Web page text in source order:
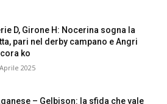
D, Girone H: Nocerina sogna la
pari nel derby campano e Angri
ko
2025
– Gelbison: la sfida che vale